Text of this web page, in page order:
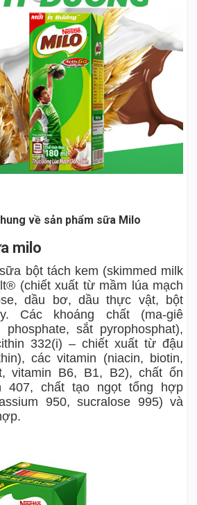
về sản phẩm sữa Milo
milo
bột tách kem (skimmed milk
(chiết xuất từ mầm lúa mạch
dầu bơ, dầu thực vật, bột
Các khoáng chất (ma-giê
phosphate, sắt pyrophosphat),
332(i) – chiết xuất từ đậu
các vitamin (niacin, biotin,
vitamin B6, B1, B2), chất ổn
407, chất tạo ngọt tổng hợp
950, sucralose 995) và